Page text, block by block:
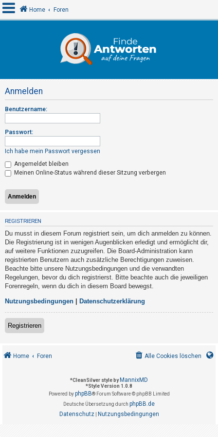
e
l
d
e
n
R
e
g
i
t
r
i
e
r
e
U
b
e
Home Foren
Anmelden
Benutzername:
Passwort:
Ich habe mein Passwort vergessen
Angemeldet bleiben
Meinen Online-Status während dieser Sitzung verbergen
REGISTRIEREN
Du musst in diesem Forum registriert sein, um dich anmelden zu können.
Die Registrierung ist in wenigen Augenblicken erledigt und ermöglicht dir,
auf weitere Funktionen zuzugreifen. Die Board-Administration kann
registrierten Benutzern auch zusätzliche Berechtigungen zuweisen.
Beachte bitte unsere Nutzungsbedingungen und die verwandten
Regelungen, bevor du dich registrierst. Bitte beachte auch die jeweiligen
Forenregeln, wenn du dich in diesem Board bewegst.
Nutzungsbedingungen Datenschutzerklärung
Registrieren
Home Foren Alle Cookies löschen
*CleanSilver style by MannixMD
*Style Version 1.0.8
Powered byphpBB® Forum Software © phpBB Limited
Deutsche Übersetzung durch phpBB.de
Datenschutz| Nutzungsbedingungen